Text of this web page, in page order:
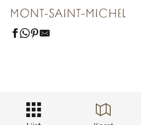
MONT-SAINT-MICHEL